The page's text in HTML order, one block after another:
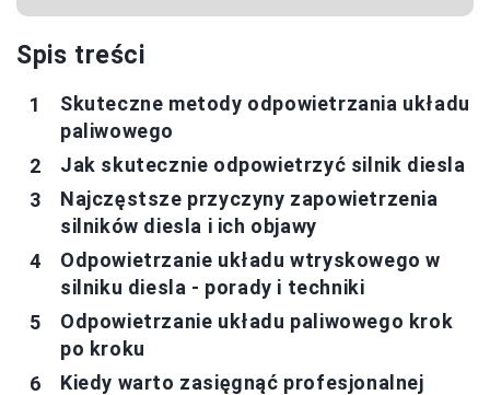
Spis treści
Skuteczne metody odpowietrzania układu
paliwowego
Jak skutecznie odpowietrzyć silnik diesla
Najczęstsze przyczyny zapowietrzenia
silników diesla i ich objawy
Odpowietrzanie układu wtryskowego w
silniku diesla - porady i techniki
Odpowietrzanie układu paliwowego krok
po kroku
Kiedy warto zasięgnąć profesjonalnej